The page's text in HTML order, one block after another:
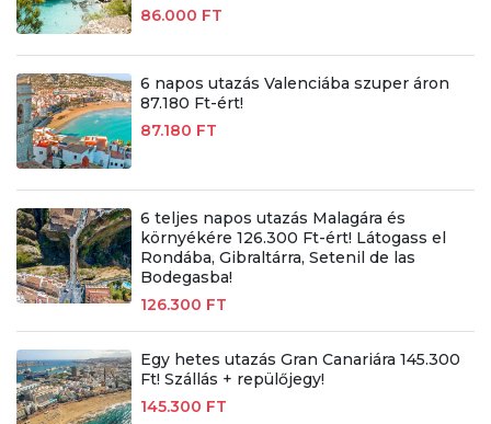
86.000 FT
6 napos utazás Valenciába szuper áron
87.180 Ft-ért!
87.180 FT
6 teljes napos utazás Malagára és
környékére 126.300 Ft-ért! Látogass el
Rondába, Gibraltárra, Setenil de las
Bodegasba!
126.300 FT
Egy hetes utazás Gran Canariára 145.300
Ft! Szállás + repülőjegy!
145.300 FT